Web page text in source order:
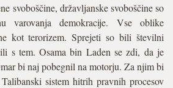
svoboščine, državljanske svoboščine so
varovanja demokracije. Vse oblike
kot terorizem. Sprejeti so bili številni
s tem. Osama bin Laden se zdi, da je
bi naj pobegnil na motorju. Za njim bi
sistem hitrih pravnih procesov